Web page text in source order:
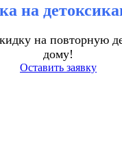
на
на повторную
дому!
Оставить заявку